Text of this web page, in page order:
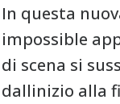
In questa
impossible
di scena si
dallinizio alla